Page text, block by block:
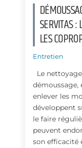
SERVITAS :
LES
Entretien
Le
démoussage,
enlever les
développent
le faire
peuvent
son efficacité